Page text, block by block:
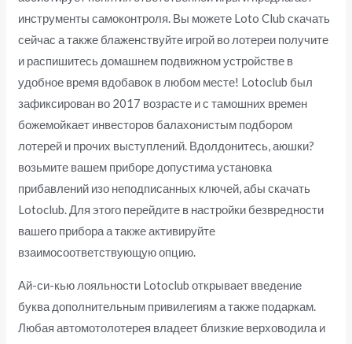
инструменты самоконтроля. Вы можете Loto Club скачать
сейчас а также блаженствуйте игрой во лотереи получите
и распишитесь домашнем подвижном устройстве в
удобное время вдобавок в любом месте! Lotoclub был
зафиксирован во 2017 возрасте и с тамошних времен
божемойкает инвесторов балахонистым подбором
лотерей и прочих выступлений. Вдолдонитесь, аюшки?
возьмите вашем приборе допустима установка
прибавлений изо неподписанных ключей, абы скачать
Lotoclub. Для этого перейдите в настройки безвредности
вашего прибора а также активируйте
взаимосоответствующую опцию.
Ай-си-кью лояльности Lotoclub открывает введение
буква дополнительным привилегиям а также подаркам.
Любая автомотолотерея владеет близкие верховодила и